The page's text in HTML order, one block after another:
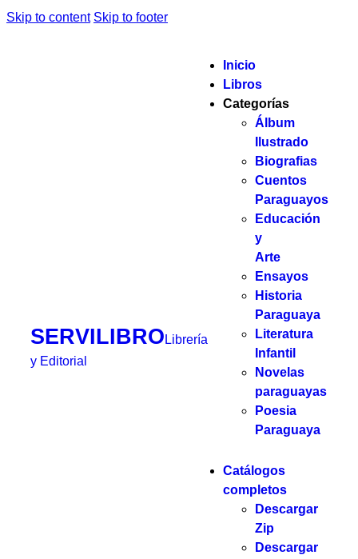
Skip to content Skip to footer
SERVILIBRO Librería
y Editorial
Inicio
Libros
Categorías
Álbum
Ilustrado
Biografias
Cuentos
Paraguayos
Educación
y
Arte
Ensayos
Historia
Paraguaya
Literatura
Infantil
Novelas
paraguayas
Poesia
Paraguaya
Catálogos
completos
Descargar
Zip
Descargar